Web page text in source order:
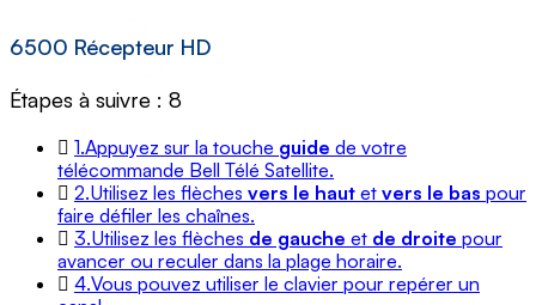
6500 Récepteur HD
Étapes à suivre : 8
1.Appuyez sur la touche guide de votre
télécommande Bell Télé Satellite.
2.Utilisez les flèches vers le haut et vers le bas pour
faire défiler les chaînes.
3.Utilisez les flèches de gauche et de droite pour
avancer ou reculer dans la plage horaire.
4.Vous pouvez utiliser le clavier pour repérer un